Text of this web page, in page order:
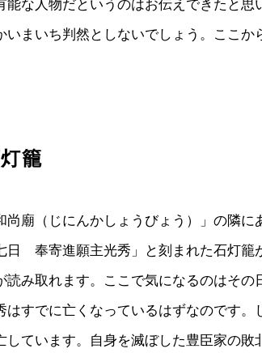
能な人物だというのはお伝えできたと
いまいち判然としないでしょう。ここか
籠
尚廟（じにんかしょうびょう）」の隣に
日 奉寄進願主光秀」と刻まれた石灯籠
読み取れます。ここで気になるのはその
はすでに亡くなっているはずなのです。
しています。自身を滅ぼした豊臣家の敗